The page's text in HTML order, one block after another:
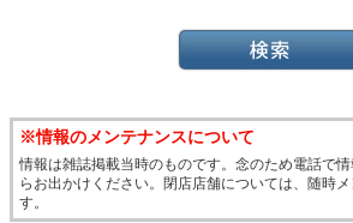
※情報のメンテナンスについて
情報は雑誌掲載当時のものです。念のため電話で
らお出かけください。閉店店舗については、随時
す。